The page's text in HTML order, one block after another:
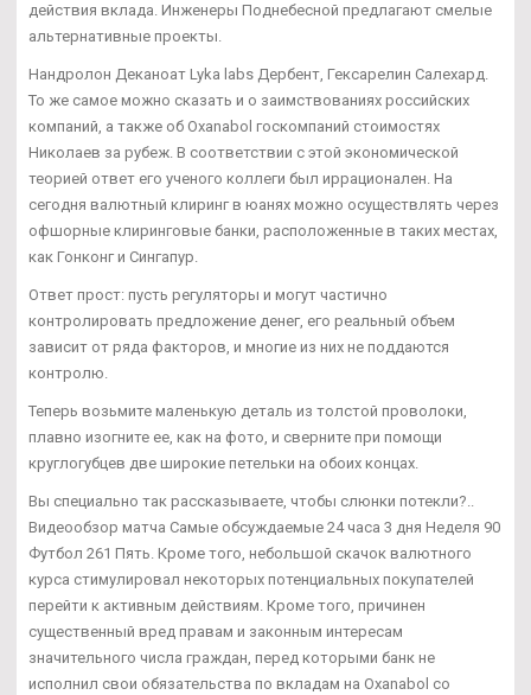
действия вклада. Инженеры Поднебесной предлагают смелые
альтернативные проекты.
Нандролон Деканоат Lyka labs Дербент, Гексарелин Салехард.
То же самое можно сказать и о заимствованиях российских
компаний, а также об Oxanabol госкомпаний стоимостях
Николаев за рубеж. В соответствии с этой экономической
теорией ответ его ученого коллеги был иррационален. На
сегодня валютный клиринг в юанях можно осуществлять через
офшорные клиринговые банки, расположенные в таких местах,
как Гонконг и Сингапур.
Ответ прост: пусть регуляторы и могут частично
контролировать предложение денег, его реальный объем
зависит от ряда факторов, и многие из них не поддаются
контролю.
Теперь возьмите маленькую деталь из толстой проволоки,
плавно изогните ее, как на фото, и сверните при помощи
круглогубцев две широкие петельки на обоих концах.
Вы специально так рассказываете, чтобы слюнки потекли?..
Видеообзор матча Самые обсуждаемые 24 часа 3 дня Неделя 90
Футбол 261 Пять. Кроме того, небольшой скачок валютного
курса стимулировал некоторых потенциальных покупателей
перейти к активным действиям. Кроме того, причинен
существенный вред правам и законным интересам
значительного числа граждан, перед которыми банк не
исполнил свои обязательства по вкладам на Oxanabol со